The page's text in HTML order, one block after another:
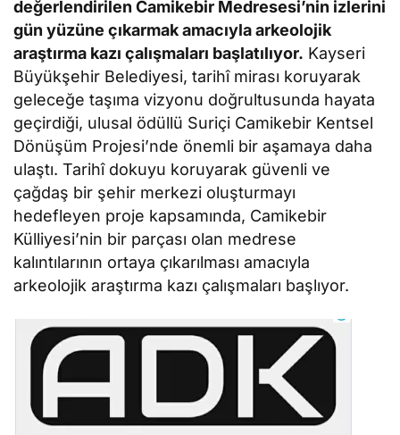
değerlendirilen Camikebir Medresesi’nin izlerini
gün yüzüne çıkarmak amacıyla arkeolojik
araştırma kazı çalışmaları başlatılıyor. Kayseri
Büyükşehir Belediyesi, tarihî mirası koruyarak
geleceğe taşıma vizyonu doğrultusunda hayata
geçirdiği, ulusal ödüllü Suriçi Camikebir Kentsel
Dönüşüm Projesi’nde önemli bir aşamaya daha
ulaştı. Tarihî dokuyu koruyarak güvenli ve
çağdaş bir şehir merkezi oluşturmayı
hedefleyen proje kapsamında, Camikebir
Külliyesi’nin bir parçası olan medrese
kalıntılarının ortaya çıkarılması amacıyla
arkeolojik araştırma kazı çalışmaları başlıyor.